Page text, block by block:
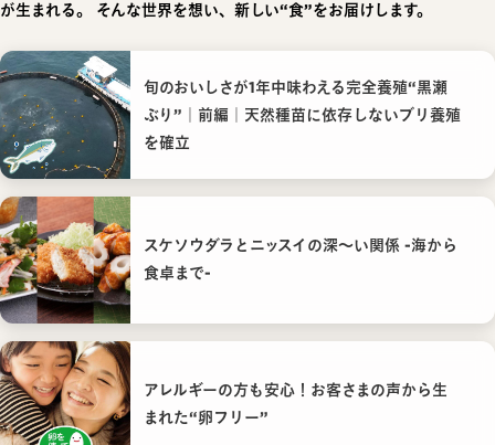
が生まれる。
そんな世界を想い、新しい“食”をお届けします。
旬のおいしさが1年中味わえる完全養殖“黒瀬
ぶり”｜前編｜天然種苗に依存しないブリ養殖
を確立
スケソウダラとニッスイの深〜い関係 -海から
食卓まで-
アレルギーの方も安心！お客さまの声から生
まれた“卵フリー”